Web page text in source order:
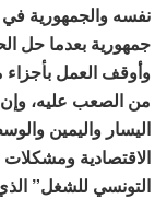
نفسه والجمهورية
جمهورية بعدما حل
من الصعب عليه،
اليسار واليمين
الاقتصادية ومشكلات
التونسي للشغل”